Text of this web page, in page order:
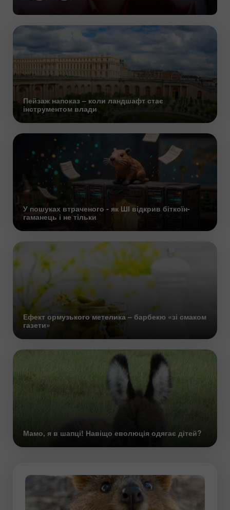
Пейзаж напоказ – коли ландшафт стає
інструментом влади
У пошуках втраченого - як ШІ відкрив біткоїн-
гаманець і не тільки
Ефект ормузького метелика – барбекю «зі смаком
газети»
Мамо, я в шапці! Навіщо еволюція одягає дітей?